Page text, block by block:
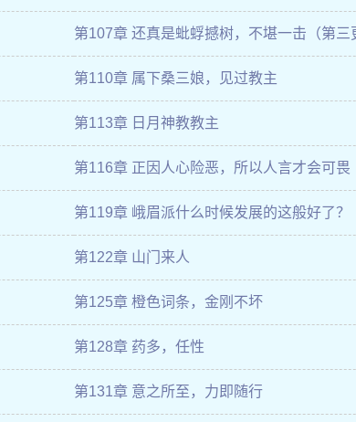
第107章 还真是蚍蜉撼树，不堪一击（第三
第110章 属下桑三娘，见过教主
第113章 日月神教教主
第116章 正因人心险恶，所以人言才会可畏
第119章 峨眉派什么时候发展的这般好了？
第122章 山门来人
第125章 橙色词条，金刚不坏
第128章 药多，任性
第131章 意之所至，力即随行